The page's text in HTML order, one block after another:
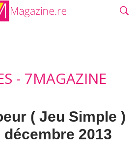
- 7MAGAZINE
( Jeu Simple )
2013